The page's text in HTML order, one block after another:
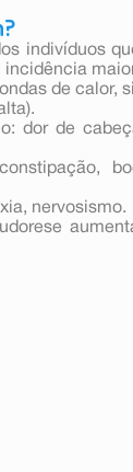
indivíduos
de calor,
dor de
nervosismo.
a qualquer
por via